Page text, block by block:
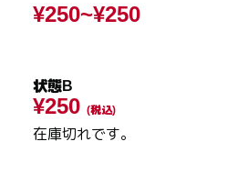
¥250~¥250
状態B
¥250 (税込)
在庫切れです。